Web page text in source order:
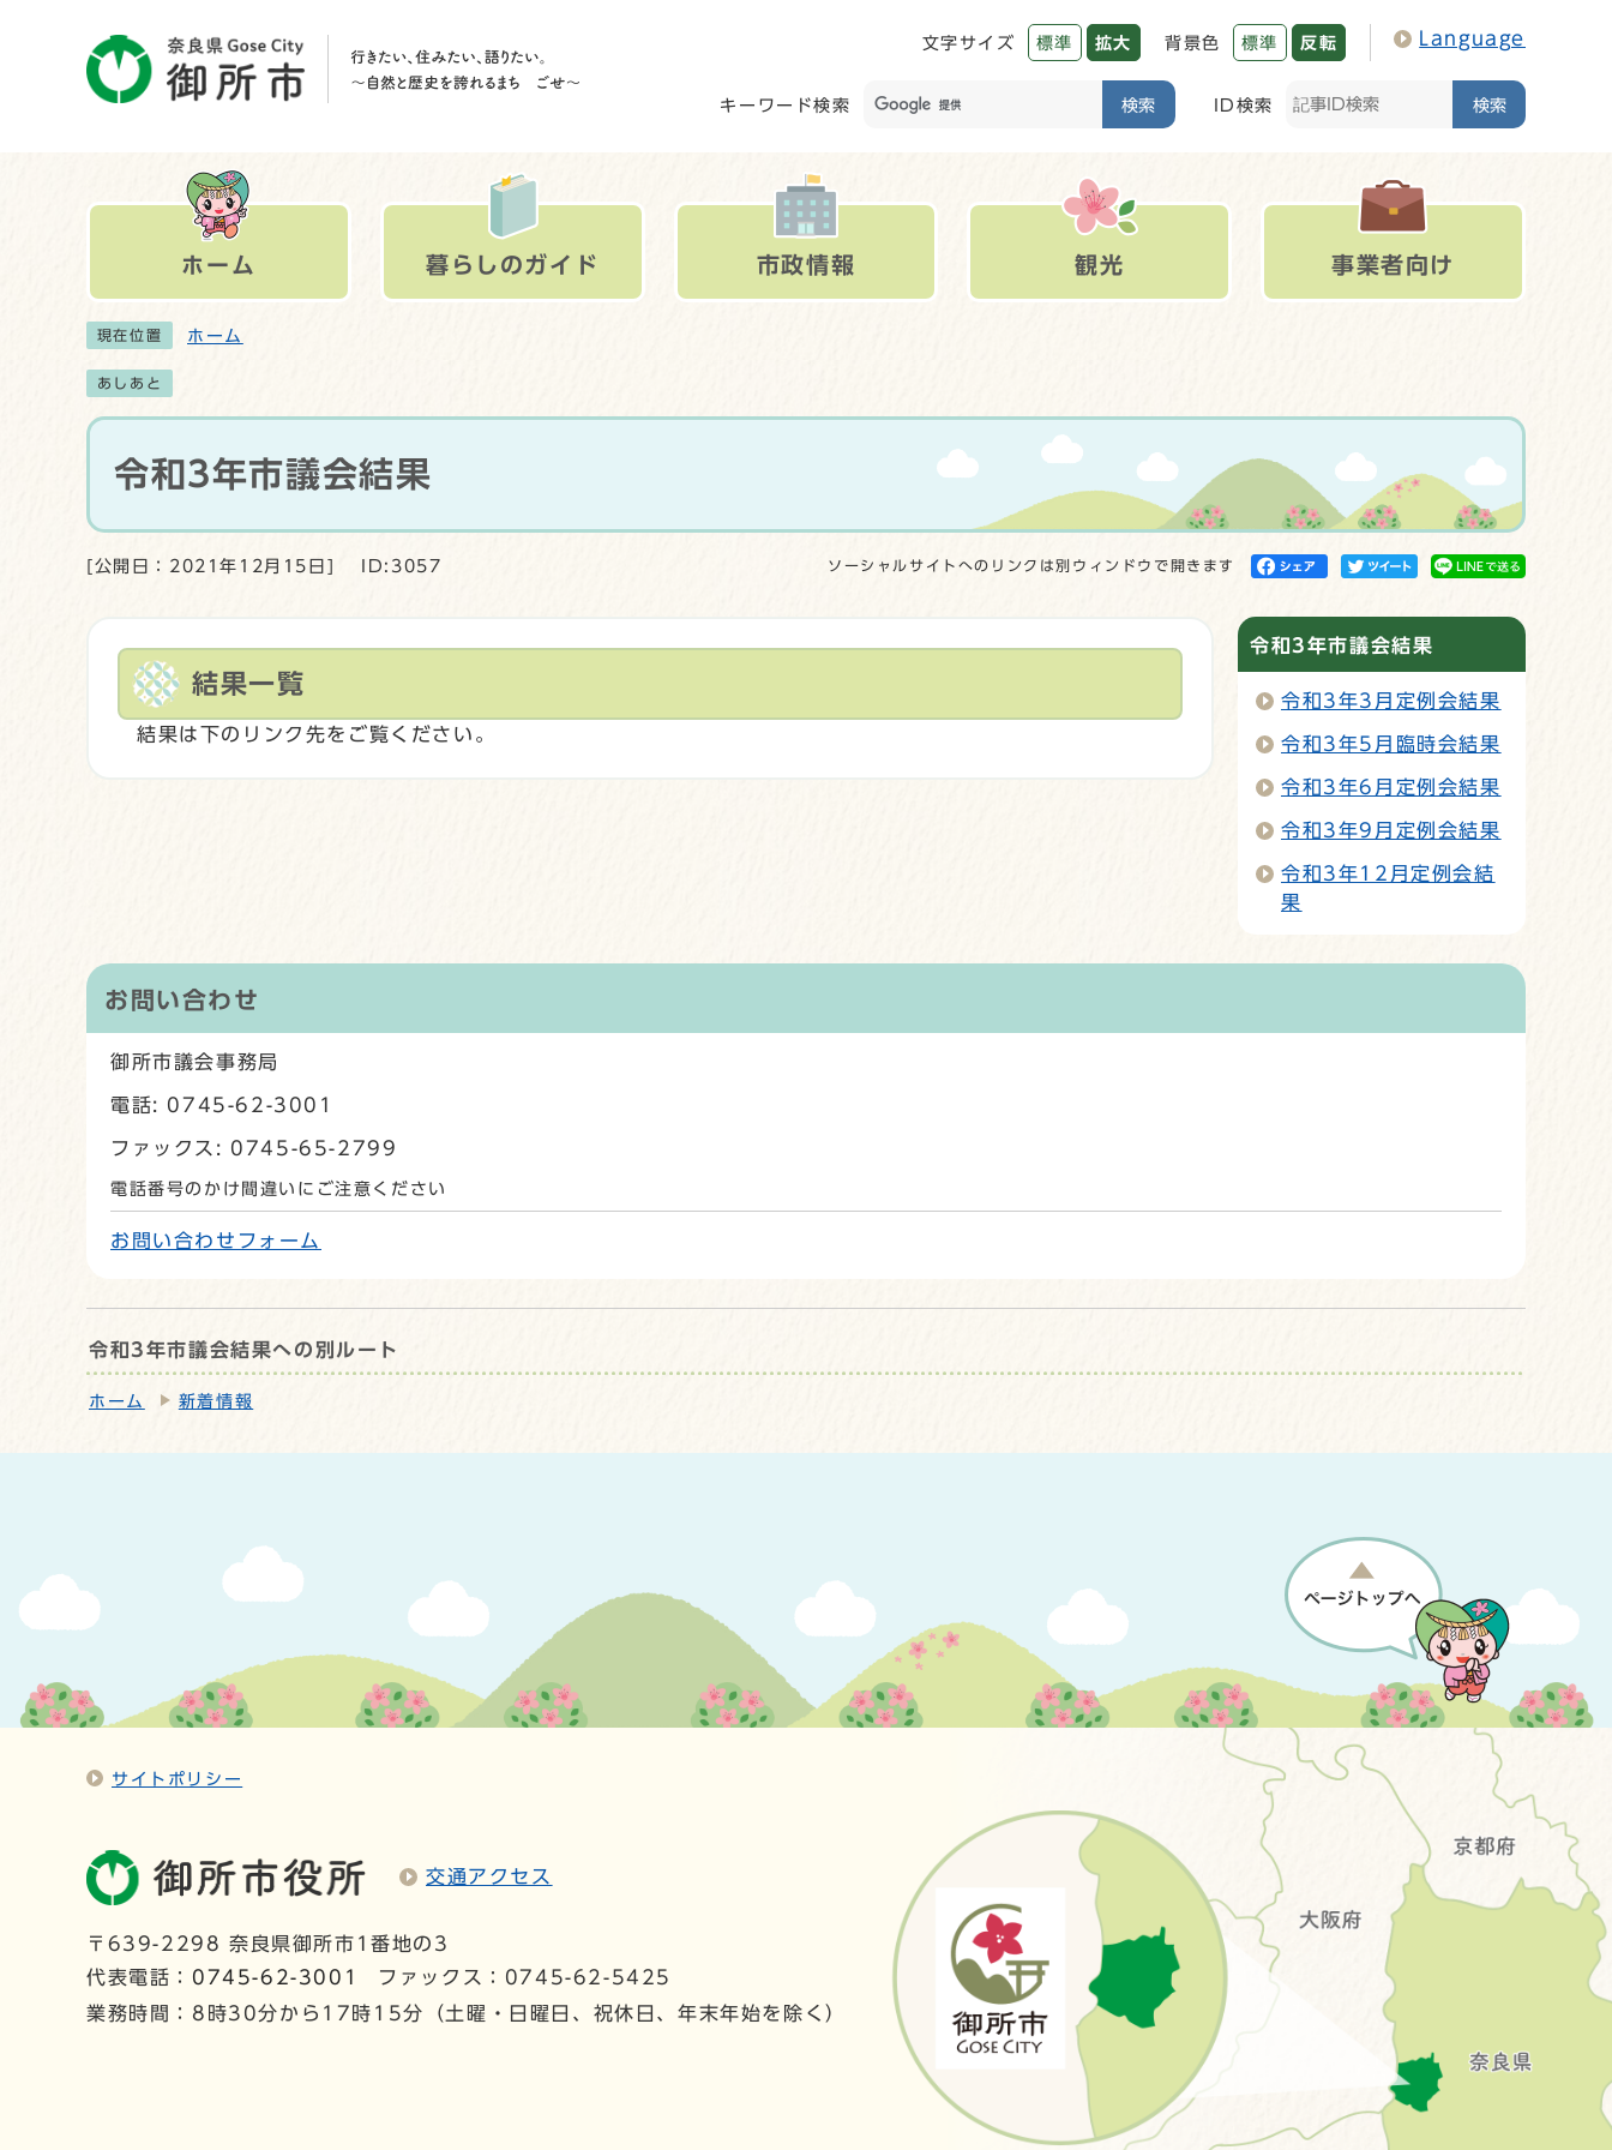
文字サイズ 標準 拡大 背景色 標準 反転 Language
キーワード検索 検索 ID検索 検索
ホーム 暮らしのガイド 市政情報 観光 事業者向け
現在位置 ホーム
あしあと
令和3年市議会結果
[公開日：2021年12月15日] ID:3057 ソーシャルサイトへのリンクは別ウィンドウで開きます
結果一覧
結果は下のリンク先をご覧ください。
令和3年市議会結果
令和3年3月定例会結果
令和3年5月臨時会結果
令和3年6月定例会結果
令和3年9月定例会結果
令和3年12月定例会結
果
お問い合わせ
御所市議会事務局
電話: 0745-62-3001
ファックス: 0745-65-2799
電話番号のかけ間違いにご注意ください
お問い合わせフォーム
令和3年市議会結果への別ルート
ホーム 新着情報
サイトポリシー
交通アクセス
〒639-2298 奈良県御所市1番地の3
代表電話： 0745-62-3001
ファックス：0745-62-5425
業務時間：8時30分から17時15分（土曜・日曜日、祝休日、年末年始を除く）